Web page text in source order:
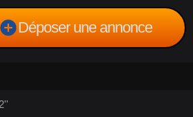
add_circleDéposer une annonce